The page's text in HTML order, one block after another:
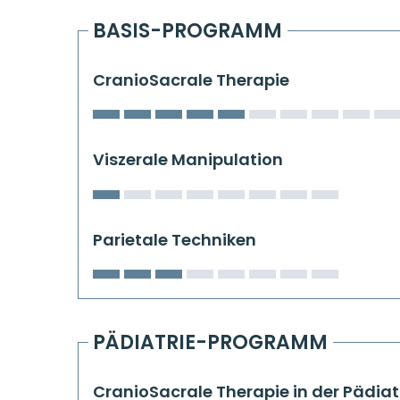
BASIS-PROGRAMM
CranioSacrale Therapie
Viszerale Manipulation
Parietale Techniken
PÄDIATRIE-PROGRAMM
CranioSacrale Therapie in der